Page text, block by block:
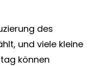
des
und viele kleine
können